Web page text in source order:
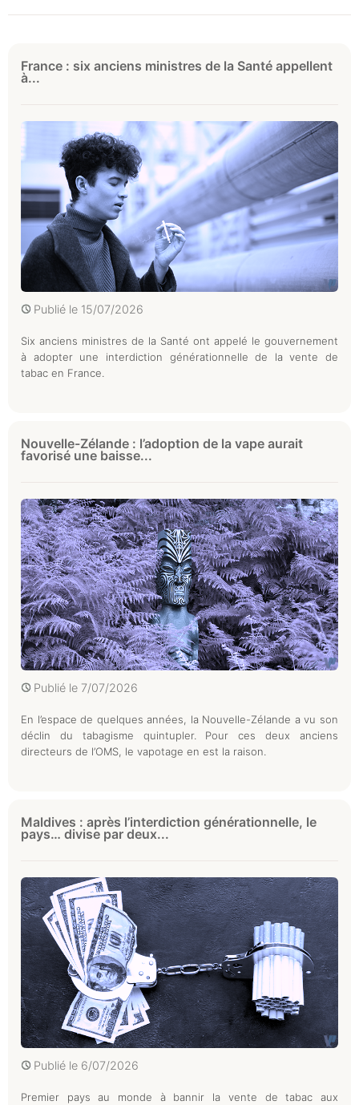
France : six anciens ministres de la Santé appellent
à...
Publié le 15/07/2026
Six anciens ministres de la Santé ont appelé le gouvernement
à adopter une interdiction générationnelle de la vente de
tabac en France.
Nouvelle-Zélande : l’adoption de la vape aurait
favorisé une baisse...
Publié le 7/07/2026
En l’espace de quelques années, la Nouvelle-Zélande a vu son
déclin du tabagisme quintupler. Pour ces deux anciens
directeurs de l’OMS, le vapotage en est la raison.
Maldives : après l’interdiction générationnelle, le
pays… divise par deux...
Publié le 6/07/2026
Premier pays au monde à bannir la vente de tabac aux